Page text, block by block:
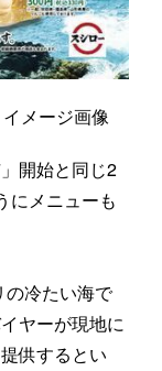
メージ画像
開始と同じ2
にメニューも
の冷たい海で
ヤーが現地に
供するとい